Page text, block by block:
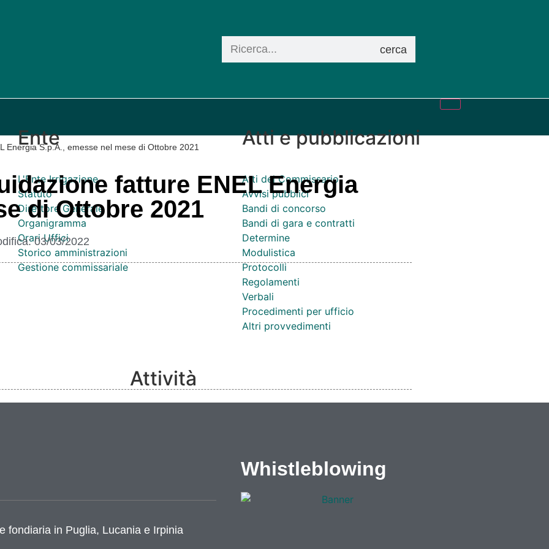
cerca
Ente
L'Ente Irrigazione
Statuto
Direttore Generale
Organigramma
Orari Uffici
Storico amministrazioni
Gestione commissariale
Atti e pubblicazioni
Atti del Commissario
Avvisi pubblici
Bandi di concorso
Bandi di gara e contratti
Determine
Modulistica
Protocolli
Regolamenti
Verbali
Procedimenti per ufficio
Altri provvedimenti
Attività
Cantieri
Energia S.p.A., emesse nel mese di Ottobre 2021
fatture ENEL Energia
di Ottobre 2021
03/03/2022
fondiaria in Puglia, Lucania e Irpinia
Whistleblowing